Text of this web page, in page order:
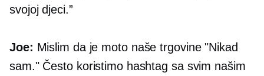
svojoj djeci.”
Joe: Mislim da je moto naše trgovine "Nikad
sam." Često koristimo hashtag sa svim našim